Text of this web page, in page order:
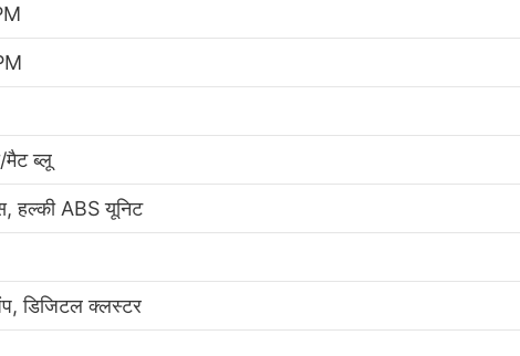
मैट ब्लू
हल्की ABS यूनिट
डिजिटल क्लस्टर